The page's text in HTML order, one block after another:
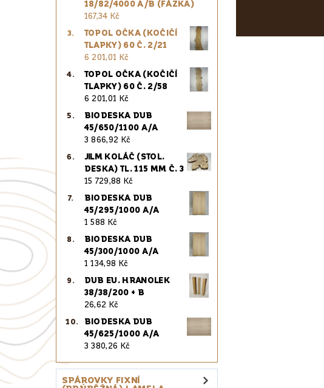
18/82/4000 A/B (FÁZKA)
167,34 Kč
TOPOL OČKA (KOČIČÍ
TLAPKY) 60 Č. 2/21
6 201,01 Kč
TOPOL OČKA (KOČIČÍ
TLAPKY) 60 Č. 2/58
6 201,01 Kč
BIODESKA DUB
45/650/1100 A/A
3 866,92 Kč
JILM KOLÁČ (STOL.
DESKA) TL. 115 MM Č. 3
15 729,88 Kč
BIODESKA DUB
45/295/1000 A/A
1 588 Kč
BIODESKA DUB
45/300/1000 A/A
1 134,98 Kč
DUB EU. HRANOLEK
38/38/200 + B
26,62 Kč
BIODESKA DUB
45/625/1000 A/A
3 380,26 Kč
SPÁROVKY FIXNÍ